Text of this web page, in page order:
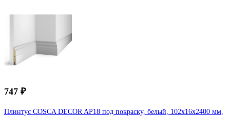
747 ₽
Плинтус COSCA DECOR AP18 под покраску, белый, 102x16x2400 мм,